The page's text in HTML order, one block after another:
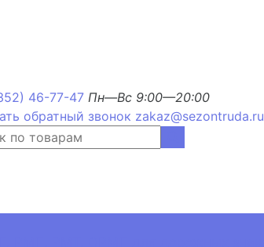
46-77-47 Пн—Вс 9:00—20:00
обратный звонок zakaz@sezontruda.ru